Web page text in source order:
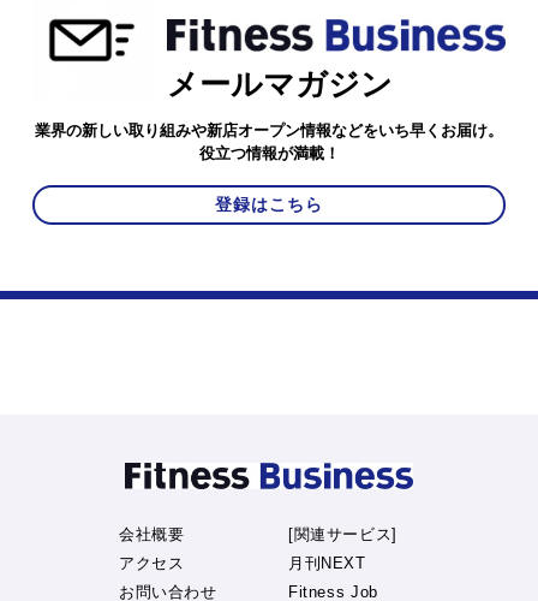
メールマガジン
業界の新しい取り組みや新店オープン情報などをいち早くお届け。
役立つ情報が満載！
登録はこちら
会社概要
アクセス
お問い合わせ
[関連サービス]
月刊NEXT
Fitness Job